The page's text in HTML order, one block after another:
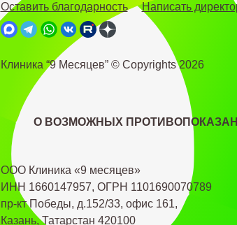
Оставить благодарность Написать
Клиника “9 Месяцев” © Copyrights2026
О ВОЗМОЖНЫХ
ООО Клиника «9 месяцев»
ИНН 1660147957, ОГРН 1101690070789
пр-кт Победы, д.152/33, офис 161,
Казань, Татарстан 420100